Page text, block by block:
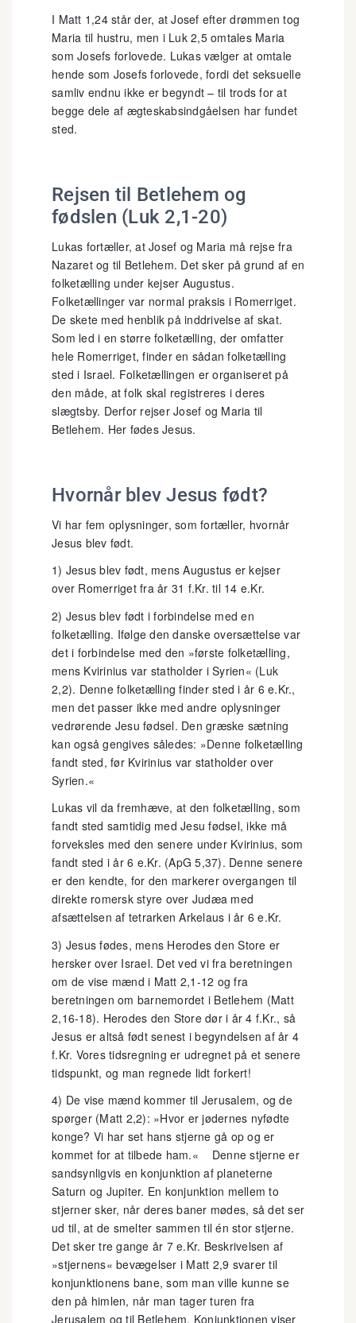
I Matt 1,24 står der, at Josef efter drømmen tog
Maria til hustru, men i Luk 2,5 omtales Maria
som Josefs forlovede. Lukas vælger at omtale
hende som Josefs forlovede, fordi det seksuelle
samliv endnu ikke er begyndt – til trods for at
begge dele af ægteskabsindgåelsen har fundet
sted.
Rejsen til Betlehem og
fødslen (Luk 2,1-20)
Lukas fortæller, at Josef og Maria må rejse fra
Nazaret og til Betlehem. Det sker på grund af en
folketælling under kejser Augustus.
Folketællinger var normal praksis i Romerriget.
De skete med henblik på inddrivelse af skat.
Som led i en større folketælling, der omfatter
hele Romerriget, finder en sådan folketælling
sted i Israel. Folketællingen er organiseret på
den måde, at folk skal registreres i deres
slægtsby. Derfor rejser Josef og Maria til
Betlehem. Her fødes Jesus.
Hvornår blev Jesus født?
Vi har fem oplysninger, som fortæller, hvornår
Jesus blev født.
1) Jesus blev født, mens Augustus er kejser
over Romerriget fra år 31 f.Kr. til 14 e.Kr.
2) Jesus blev født i forbindelse med en
folketælling. Ifølge den danske oversættelse var
det i forbindelse med den »første folketælling,
mens Kvirinius var statholder i Syrien« (Luk
2,2). Denne folketælling finder sted i år 6 e.Kr.,
men det passer ikke med andre oplysninger
vedrørende Jesu fødsel. Den græske sætning
kan også gengives således: »Denne folketælling
fandt sted, før Kvirinius var statholder over
Syrien.«
Lukas vil da fremhæve, at den folketælling, som
fandt sted samtidig med Jesu fødsel, ikke må
forveksles med den senere under Kvirinius, som
fandt sted i år 6 e.Kr. (ApG 5,37). Denne senere
er den kendte, for den markerer overgangen til
direkte romersk styre over Judæa med
afsættelsen af tetrarken Arkelaus i år 6 e.Kr.
3) Jesus fødes, mens Herodes den Store er
hersker over Israel. Det ved vi fra beretningen
om de vise mænd i Matt 2,1-12 og fra
beretningen om barnemordet i Betlehem (Matt
2,16-18). Herodes den Store dør i år 4 f.Kr., så
Jesus er altså født senest i begyndelsen af år 4
f.Kr. Vores tidsregning er udregnet på et senere
tidspunkt, og man regnede lidt forkert!
4) De vise mænd kommer til Jerusalem, og de
spørger (Matt 2,2): »Hvor er jødernes nyfødte
konge? Vi har set hans stjerne gå op og er
kommet for at tilbede ham.« Denne stjerne er
sandsynligvis en konjunktion af planeterne
Saturn og Jupiter. En konjunktion mellem to
stjerner sker, når deres baner mødes, så det ser
ud til, at de smelter sammen til én stor stjerne.
Det sker tre gange år 7 e.Kr. Beskrivelsen af
»stjernens« bevægelser i Matt 2,9 svarer til
konjunktionens bane, som man ville kunne se
den på himlen, når man tager turen fra
Jerusalem og til Betlehem. Konjunktionen viser